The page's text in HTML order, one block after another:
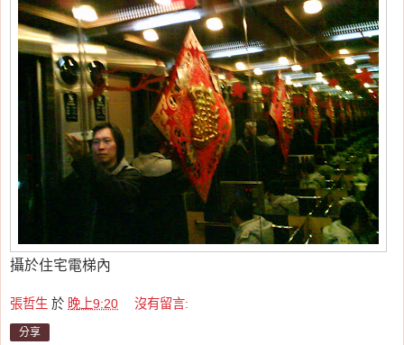
攝於住宅電梯內
張哲生 於 晚上9:20 沒有留言:
分享